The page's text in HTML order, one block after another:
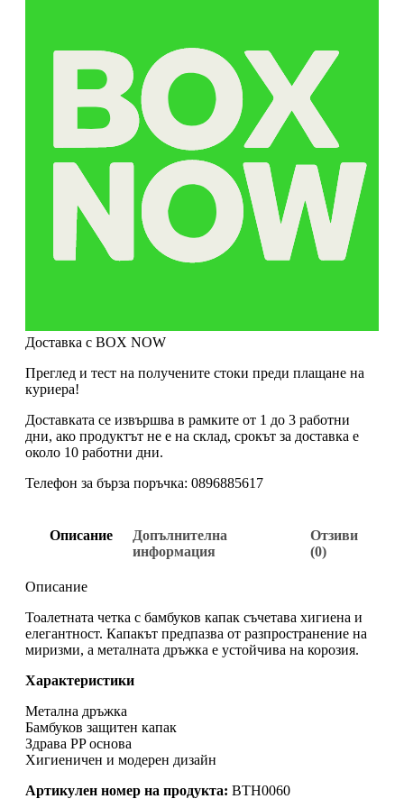
Доставка с BOX NOW
Преглед и тест на получените стоки преди плащане на
куриера!
Доставката се извършва в рамките от 1 до 3 работни
дни, ако продуктът не е на склад, срокът за доставка е
около 10 работни дни.
Телефон за бърза поръчка: 0896885617
Описание
Допълнителна
информация
Отзиви
(0)
Описание
Тоалетната четка с бамбуков капак съчетава хигиена и
елегантност. Капакът предпазва от разпространение на
миризми, а металната дръжка е устойчива на корозия.
Характеристики
Метална дръжка
Бамбуков защитен капак
Здрава PP основа
Хигиеничен и модерен дизайн
Артикулен номер на продукта: BTH0060